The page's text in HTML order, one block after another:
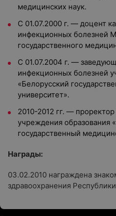
медицинских наук.
С 01.07.2000 г. — доцент
инфекционных болезней
государственного
С 01.07.2004 г. —
инфекционных болезней
«Белорусский
университет».
2010-2012 гг. —
учреждения образования
государственный
Награды:
03.02.2010 награждена
здравоохранения